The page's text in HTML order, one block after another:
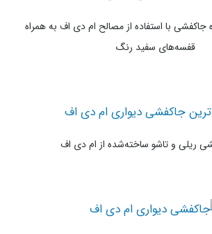
با استفاده از مصالح ام دی اف به همراه
قفسه‌های سفید رنگ
ریلی و تاشو ساخته‌شده از ام دی اف